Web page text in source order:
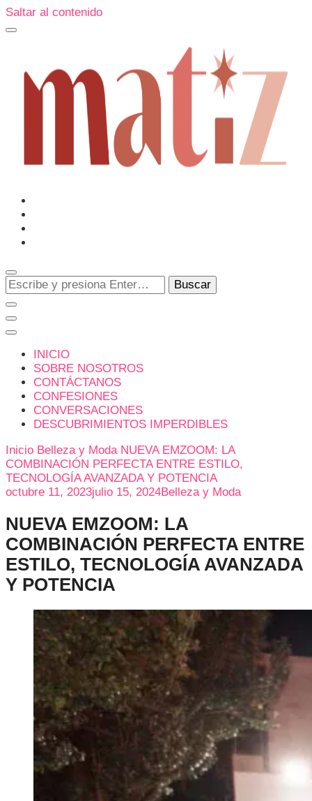
Saltar al contenido
Matiz
Un espacio editorial donde pongo en palabras aquello que
muchos sentimos y pocos sabemos cómo explicar y
donde también compartiré contigo las cosas que me
conmueven, me sorprenden o creo que merecen ser
¿Buscas
algo?
INICIO
SOBRE NOSOTROS
CONTÁCTANOS
CONFESIONES
CONVERSACIONES
DESCUBRIMIENTOS IMPERDIBLES
Inicio Belleza y Moda NUEVA EMZOOM: LA
COMBINACIÓN PERFECTA ENTRE ESTILO,
TECNOLOGÍA AVANZADA Y POTENCIA
octubre 11, 2023julio 15, 2024Belleza y Moda
NUEVA EMZOOM: LA
COMBINACIÓN PERFECTA ENTRE
ESTILO, TECNOLOGÍA AVANZADA
Y POTENCIA